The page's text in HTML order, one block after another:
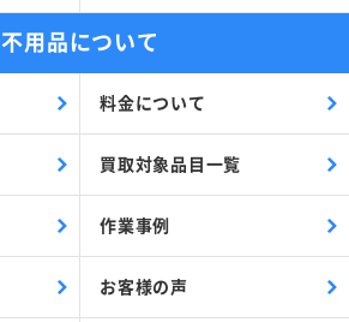
不用品について
料金について
買取対象品目一覧
作業事例
お客様の声